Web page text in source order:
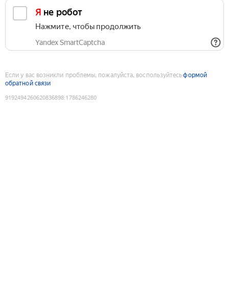
Я не робот
Нажмите, чтобы продолжить
Yandex SmartCaptcha
Если у вас возникли проблемы, пожалуйста, воспользуйтесьформой
обратной связи
9192494260620836898:1786246280